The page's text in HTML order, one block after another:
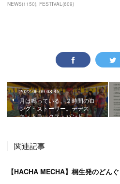
NEWS(1150) FESTIVAL(609)
2022.06.09 08:45
月は鳴っている。２時間のロ
ング・ストーリー。テデス
キ・トラックス・バンド『…
関連記事